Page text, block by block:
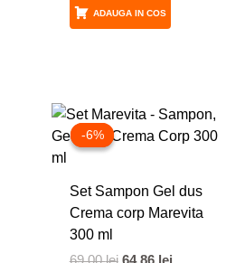
ADAUGA IN COS
-6%
-6%
Set Sampon Gel dus
Crema corp Marevita
300 ml
Prețul
a
Prețul
curent
este: